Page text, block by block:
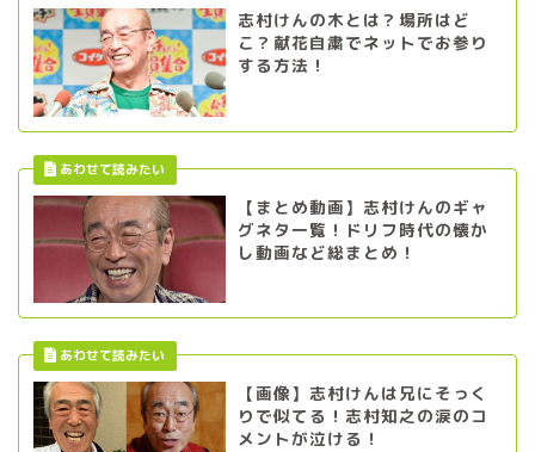
志村けんの木とは？場所はど
こ？献花自粛でネットでお参り
する方法！
【まとめ動画】志村けんのギャ
グネタ一覧！ドリフ時代の懐か
し動画など総まとめ！
【画像】志村けんは兄にそっく
りで似てる！志村知之の涙のコ
メントが泣ける！